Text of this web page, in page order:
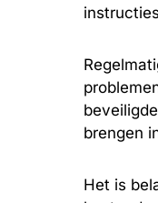
brengen
Het is